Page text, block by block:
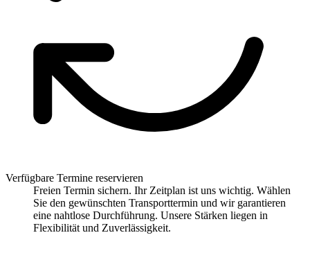
Verfügbare Termine reservieren
Freien Termin sichern. Ihr Zeitplan ist uns wichtig. Wählen
Sie den gewünschten Transporttermin und wir garantieren
eine nahtlose Durchführung. Unsere Stärken liegen in
Flexibilität und Zuverlässigkeit.